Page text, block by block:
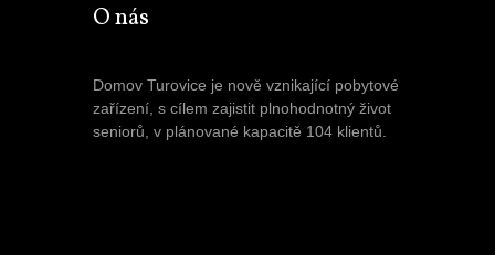
O nás
Domov Turovice je nově vznikající pobytové
zařízení, s cílem zajistit plnohodnotný život
seniorů, v plánované kapacitě 104 klientů.